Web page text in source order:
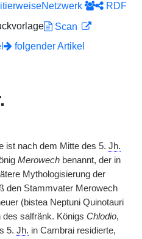
Netzwerk
RDF
Scan
folgender Artikel
ist nach dem Mitte des 5. Jh.
Merowech benannt, der in
Mythologisierung der
den Stammvater Merowech
(bistea Neptuni Quinotauri
salfränk. Königs Chlodio,
5. Jh. in Cambrai residierte,